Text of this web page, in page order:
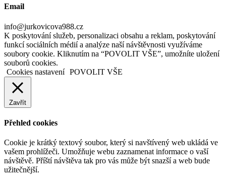
Email
info@jurkovicova988.cz
K poskytování služeb, personalizaci obsahu a reklam, poskytování
funkcí sociálních médií a analýze naší návštěvnosti využíváme
soubory cookie. Kliknutím na “POVOLIT VŠE”, umožníte uložení
souborů cookies.
Cookies nastavení POVOLIT VŠE
Zavřít
Přehled cookies
Cookie je krátký textový soubor, který si navštívený web ukládá ve
vašem prohlížeči. Umožňuje webu zaznamenat informace o vaší
návštěvě. Příští návštěva tak pro vás může být snazší a web bude
užitečnější.